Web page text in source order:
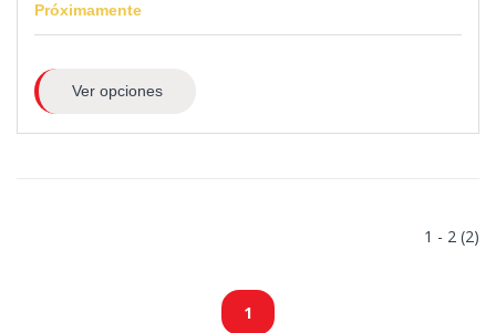
Próximamente
Ver opciones
1 - 2 (2)
1